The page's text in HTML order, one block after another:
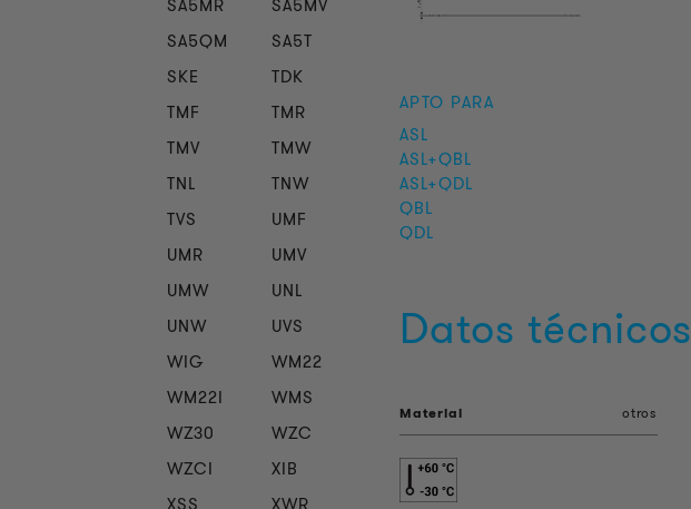
SA5MR
SA5MV
SA5QM
SA5T
SKE
TDK
TMF
TMR
TMV
TMW
TNL
TNW
TVS
UMF
UMR
UMV
UMW
UNL
UNW
UVS
WIG
WM22
WM22I
WMS
WZ30
WZC
WZCI
XIB
APTO PARA
ASL
ASL+QBL
ASL+QDL
QBL
QDL
Datos técnicos
Material otros